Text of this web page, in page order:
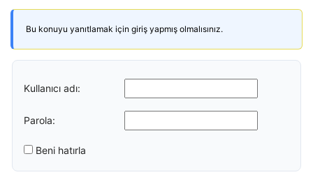
Bu konuyu yanıtlamak için giriş yapmış olmalısınız.
Kullanıcı adı:
Parola:
Beni hatırla